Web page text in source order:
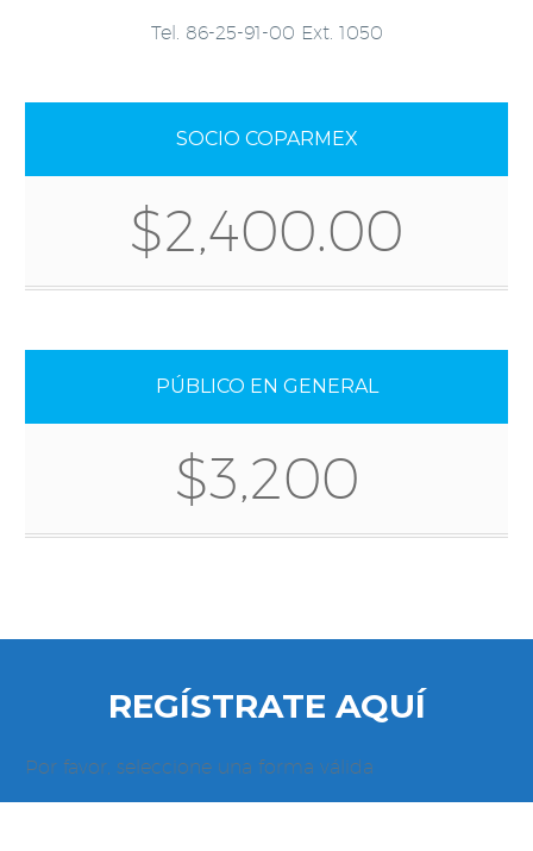
Tel. 86-25-91-00 Ext. 1050
SOCIO COPARMEX
$2,400.00
PÚBLICO EN GENERAL
$3,200
REGÍSTRATE AQUÍ
Por favor, seleccione una forma válida